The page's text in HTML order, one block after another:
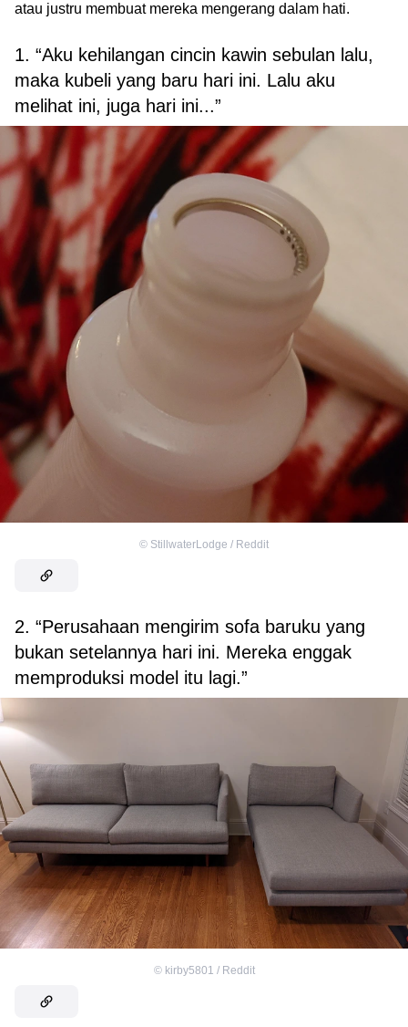
atau justru membuat mereka mengerang dalam hati.
1. “Aku kehilangan cincin kawin sebulan lalu,
maka kubeli yang baru hari ini. Lalu aku
melihat ini, juga hari ini...”
© StillwaterLodge / Reddit
2. “Perusahaan mengirim sofa baruku yang
bukan setelannya hari ini. Mereka enggak
memproduksi model itu lagi.”
© kirby5801 / Reddit